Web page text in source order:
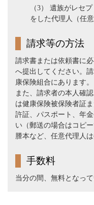
（3） 遺族がレセ
をした代理人（任意
請求等の方法
請求書または依頼書に
へ提出してください。
康保険組合にあります。
また、請求者の本人確
は健康保険被保険者証
許証、パスポート、年
い（郵送の場合はコピ
謄本など、任意代理人
手数料
当分の間、無料となって